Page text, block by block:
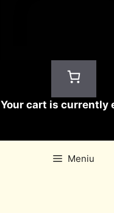
Your cart is currently
Meniu